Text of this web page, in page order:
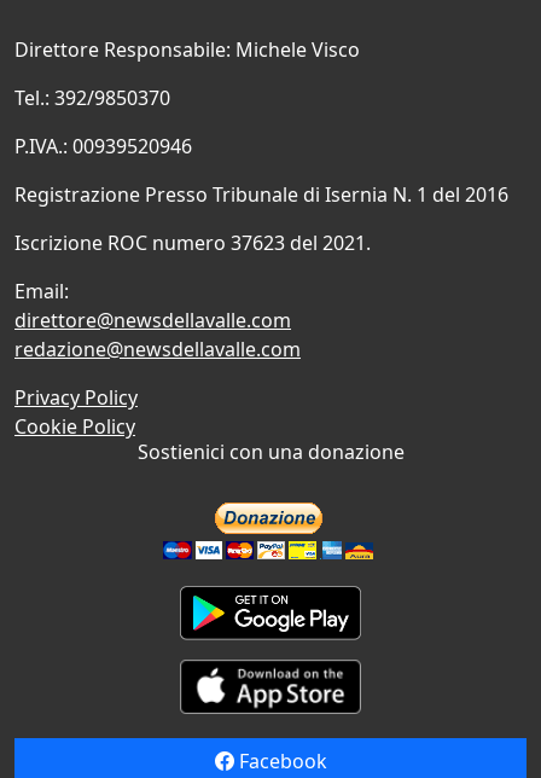
Direttore Responsabile: Michele Visco
Tel.: 392/9850370
P.IVA.: 00939520946
Registrazione Presso Tribunale di Isernia N. 1 del 2016
Iscrizione ROC numero 37623 del 2021.
Email:
direttore@newsdellavalle.com
redazione@newsdellavalle.com
Privacy Policy
Cookie Policy
Sostienici con una donazione
Facebook